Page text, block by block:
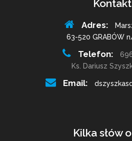
Kontakt
Adres:
63-520 GRABÓW
Telefon:
Ks. Dariusz
Email:
Kilka słów